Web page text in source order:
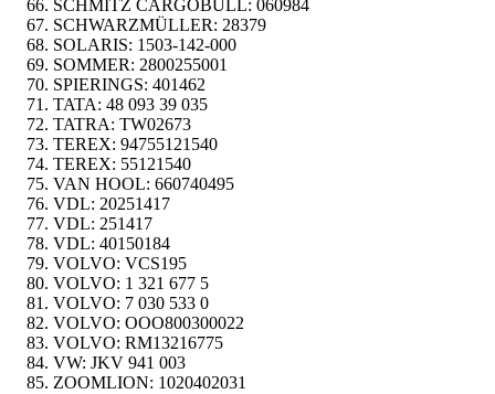
SCHMITZ CARGOBULL: 060984
SCHWARZMÜLLER: 28379
SOLARIS: 1503-142-000
SOMMER: 2800255001
SPIERINGS: 401462
TATA: 48 093 39 035
TATRA: TW02673
TEREX: 94755121540
TEREX: 55121540
VAN HOOL: 660740495
VDL: 20251417
VDL: 251417
VDL: 40150184
VOLVO: VCS195
VOLVO: 1 321 677 5
VOLVO: 7 030 533 0
VOLVO: OOO800300022
VOLVO: RM13216775
VW: JKV 941 003
ZOOMLION: 1020402031